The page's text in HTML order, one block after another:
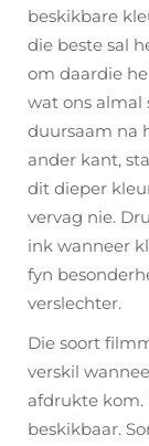
beskikbare
die beste sal
om daardie
wat ons almal
duursaam na
ander kant,
dit dieper
vervag nie.
ink wanneer
fyn
verslechter.
Die soort
verskil
afdrukte kom.
beskikbaar.